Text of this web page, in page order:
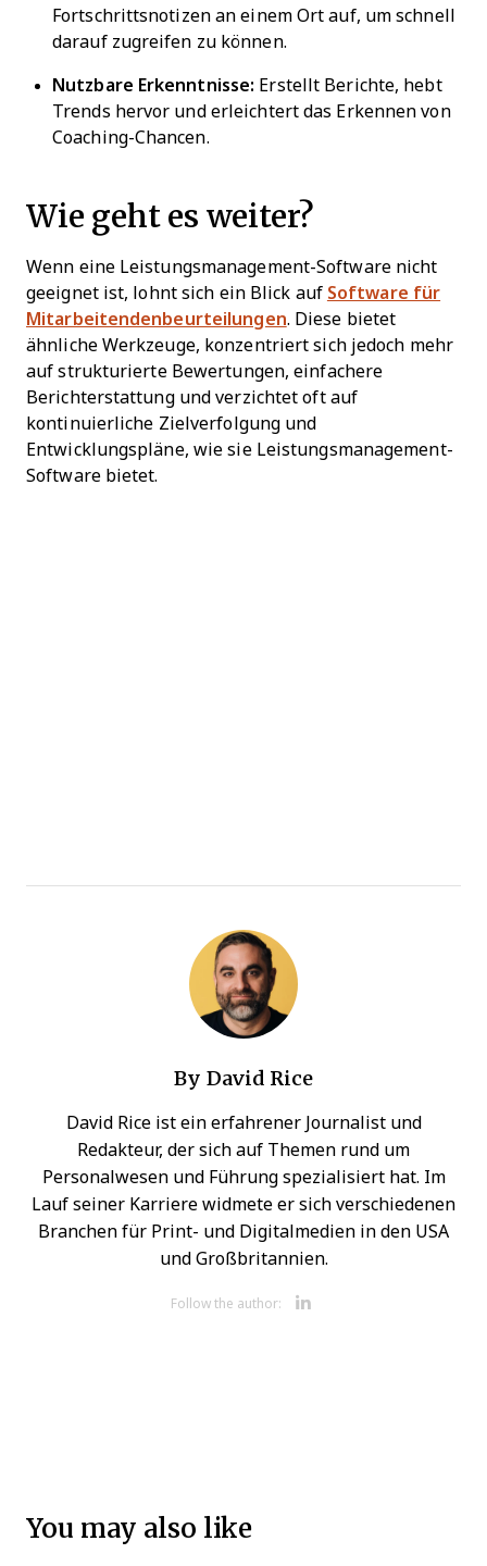
Fortschrittsnotizen an einem Ort auf, um schnell
darauf zugreifen zu können.
Nutzbare Erkenntnisse: Erstellt Berichte, hebt
Trends hervor und erleichtert das Erkennen von
Coaching-Chancen.
Wie geht es weiter?
Wenn eine Leistungsmanagement-Software nicht
geeignet ist, lohnt sich ein Blick auf Software für
Mitarbeitendenbeurteilungen. Diese bietet
ähnliche Werkzeuge, konzentriert sich jedoch mehr
auf strukturierte Bewertungen, einfachere
Berichterstattung und verzichtet oft auf
kontinuierliche Zielverfolgung und
Entwicklungspläne, wie sie Leistungsmanagement-
Software bietet.
By David Rice
David Rice ist ein erfahrener Journalist und
Redakteur, der sich auf Themen rund um
Personalwesen und Führung spezialisiert hat. Im
Lauf seiner Karriere widmete er sich verschiedenen
Branchen für Print- und Digitalmedien in den USA
und Großbritannien.
Follow the author:
You may also like